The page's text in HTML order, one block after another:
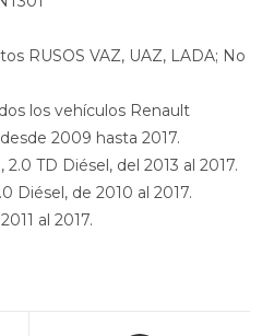
RUSOS VAZ, UAZ, LADA; No
los vehículos Renault
2009 hasta 2017.
TD Diésel, del 2013 al 2017.
Diésel, de 2010 al 2017.
al 2017.